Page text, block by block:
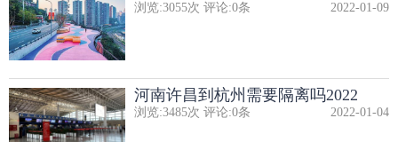
浏览:3055次 评论:0条 2022-01-09
河南许昌到杭州需要隔离吗2022
浏览:3485次 评论:0条 2022-01-04